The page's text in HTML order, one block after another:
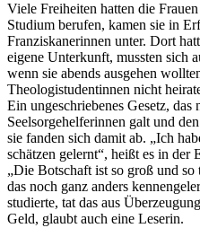
Viele Freiheiten hatten die
Studium berufen, kamen sie in
Franziskanerinnen unter. Dort
eigene Unterkunft, mussten sich
wenn sie abends ausgehen
Theologistudentinnen nicht
Ein ungeschriebenes Gesetz, das
Seelsorgehelferinnen galt und
sie fanden sich damit ab. „Ich
schätzen gelernt“, heißt es in
„Die Botschaft ist so groß und
das noch ganz anders
studierte, tat das aus
Geld, glaubt auch eine Leserin.